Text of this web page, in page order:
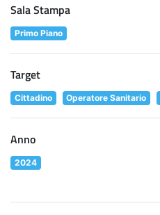
Sala Stampa
Primo Piano
Target
Cittadino Operatore Sanitario
Anno
2024